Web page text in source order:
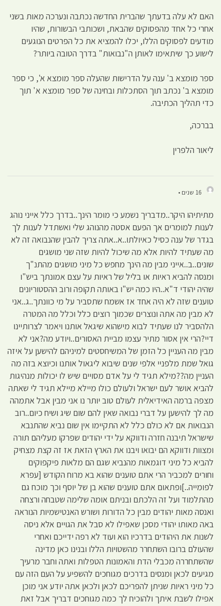
האם לא עלה בדעתך שהברית החדשה נכתבה ונערכה מאות בשני
אחרי כל אחד מהפסוקים שהבאת, ושכותבי הבשורות, שהיו
מודעים לפסוקים הללו, יכלו להמציא את כל הפרטים הנוגעים
לישוע כך שיתאימו לאותן ה"נבואות" בדרך הטובה ביותר?
ספר מומצא ב' ענה על הדרישות שהעלה ספר מומצא א', כי ספר
מומצא ב' נכתב תוך הסתכלות ובחינה של ספר מומצא א' תוך
כדי תהליך הכתיבה.
בברכה,
ליאור הלפרין
16 שנים •
מתיתיהו היקר..מדבריך נשמע כי מומר הינך..בדרך כלל אייני נוהג
לענות למומרים אך הפעם אסטה מהנוהג שלי ואשתדל לענות לך
בגדר של ענה כסיל כאיולתו..א..אתה צריך להבין שהנבואה זה לא
מה שעתיד להיות אלא מה שיכול להיות שזה שני מושגים
שונים..ב..אייני מבין מה הינך מחפש כל מיני מושגים מהתנ"ך
ומנסה להביא ראיות או בליל של ראיות על עצם אמונתך ביש"ו
שהיה יהודי ד"א..היו כמה יש"ו באותה תקופה ורוב ההסטוריונים
טוענים שזה לא היה אחד אז אשמח שתסביר על מי כוונתך..ג..אני
לא מבין מה אתה ונוצרים שכמוך רוצים כלל וכלל מה המטרה
הלהסביר לנו שעתיד לבוא מישהוא שיגאל אותנו ויאמר לצרותיינו
דיי?הרי אין אסור מתיר עצמו מביית האסורים..ויודע מה?אני לא
מבין מה העניין כל הזמן של המשיחסטים למיניהם להישען על איזה
גואל שמת מלפניי אלפי שנים שיבוא ליגאול אותנו וכיוצא בזה מה
העניין מה??מילא תגיד לי על אדם מסויים שיש לו יכולות מנהיגות
להביא אושר לעם ישראל ולעולם כולו מיילא מיילא תגיד לי שאתה
מצפה ברמה האידיאלית לעולם טוב יותר נו אני מבין אבל אתמהה
מה לך להישען על דברי נבואה שאין להם שום שיג ושיח כיום..רוב
הנבואות אם לא כולם כלל לא התקיימו אין שום נביא שהתנבא
שישראל תיבנה חזרה ודווקא על ידי יהודים שפרקו מעליהם תורה
ומצוות ודווקא הם יבואו ויבנו את הארץ הזאת אז זה קצת מצחיק
להביא כל מיני דוגמאות מהנביא שגם הם מלאות פיקפוקים
וחורים למכביר הרי אתם טוענים שהוא בא מרוח הקודש [עפרא
לפומייה..]ופתאום אתם טוענים שהוא בן של יוסף וכך מוכח גם
מהתלמוד ועל זה הלכתם ובניתם אומה שלימה שטבחה ורצחה
ואנסה מאות יהודים מבין כל הדורות ושורש האנטישמיות הנוראה
באה מאותו יהודי מסכן שאפילו לא סבל את הגויים אלא ניסה
לשנות את היהודים בדרכיו הוא ועוד לא רפה ידייכם ואחרי
שהעולם ברובו השתחרר מהשטויות הללו ובנינו כאן מדינה
שהשתחררה מכבלי הדת והאמונות הטפלות ואתה וחבר מרעיך
מגיעים לכאן ומנסים בדרכים מגוחכים להשפיע על העם הזה עם
כל מיני ראיות שניתן להפריכם לכאן ולכאן אתה יודע אני מוכן
אפילו לשבת איתך ולהוכיח לך כמה מגוחכים דבריך אבל זאת